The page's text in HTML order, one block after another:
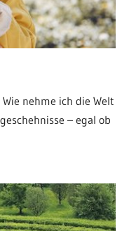
nehme ich die Welt
– egal ob